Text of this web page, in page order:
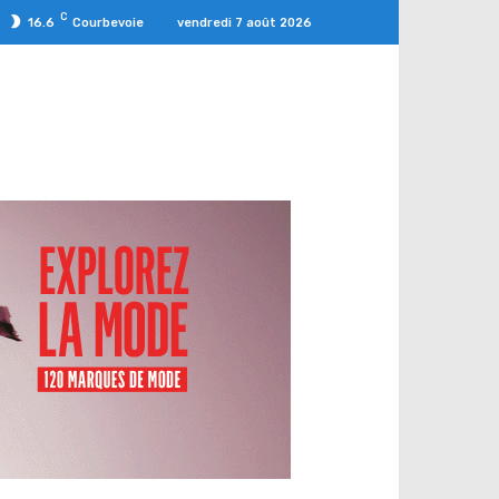
16.6 C Courbevoie vendredi 7 août 2026